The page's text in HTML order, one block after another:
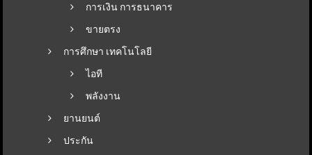
การเงิน การธนาคาร
ขายตรง
การศึกษา เทคโนโลยี
ไอที
พลังงาน
ยานยนต์
ประกัน